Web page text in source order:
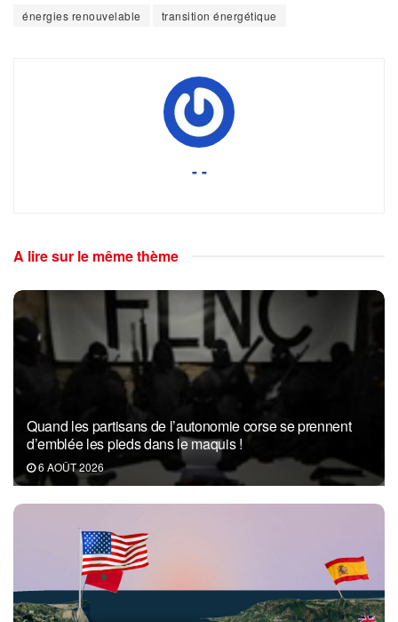
énergies renouvelable
transition énergétique
- -
A lire sur le même thème
Quand les partisans de l’autonomie corse se prennent
d’emblée les pieds dans le maquis !
6 AOÛT 2026